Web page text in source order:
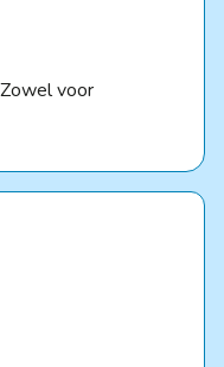
voor